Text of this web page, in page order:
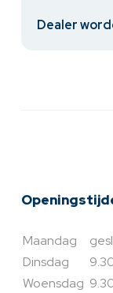
Dealer
Maandag
Dinsdag
Woensdag